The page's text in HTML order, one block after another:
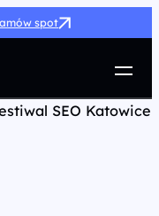
spot
SEO Katowice